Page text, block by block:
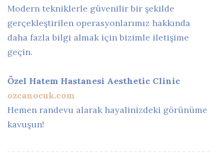
Modern tekniklerle güvenilir bir şekilde
gerçekleştirilen operasyonlarımız hakkında
daha fazla bilgi almak için bizimle iletişime
geçin.
Özel Hatem Hastanesi Aesthetic Clinic
ozcanocuk.com
Hemen randevu alarak hayalinizdeki görünüme
kavuşun!